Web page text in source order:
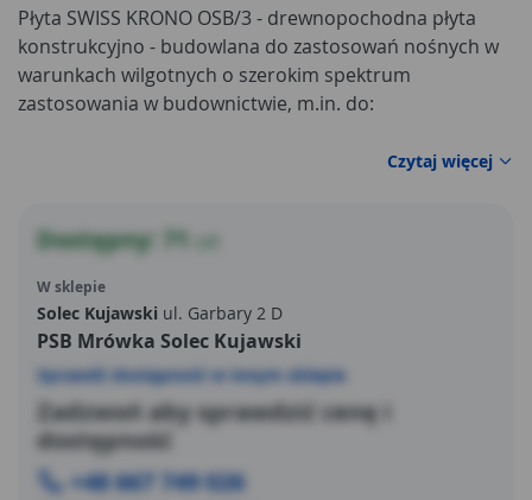
Płyta SWISS KRONO OSB/3 - drewnopochodna płyta
konstrukcyjno - budowlana do zastosowań nośnych w
warunkach wilgotnych o szerokim spektrum
zastosowania w budownictwie, m.in. do:
Czytaj więcej
Dostępny: 71
W sklepie
Solec Kujawski ul. Garbary 2 D
PSB Mrówka Solec Kujawski
Sprawdź dostępność w innym sklepie
Zadzwoń aby sprawdzić cenę i
dostępność
+48 667 749 026